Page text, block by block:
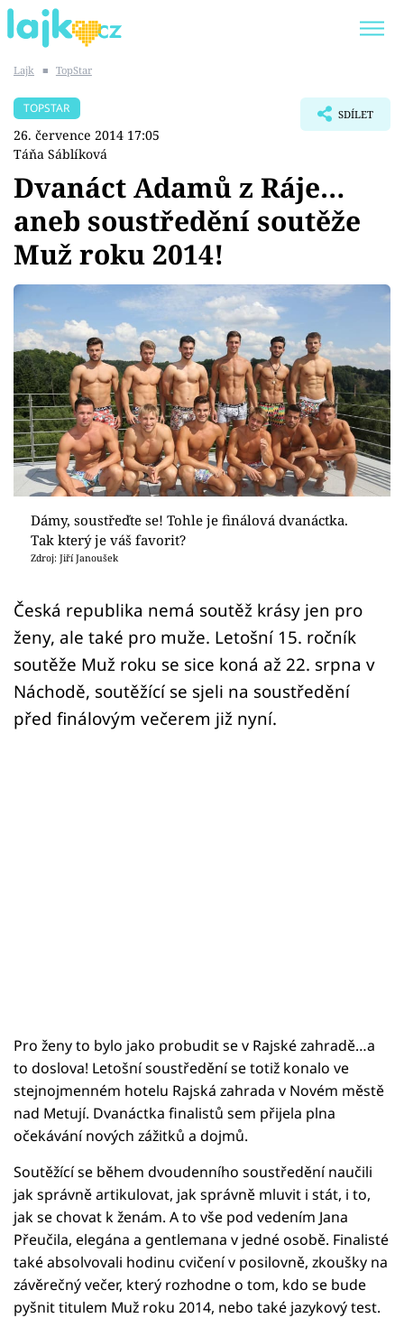
SHOPAHOLICADEL
Témata
Showbyznys
Youtubeři
Virály
Sex a vztahy
Videa
Sledujte prima+
Přihlášení
Sledujte nás
Lajk ■ TopStar
TOPSTAR
26. července 2014 17:05
Táňa Sáblíková
SDÍLET
Dvanáct Adamů z Ráje…
aneb soustředění soutěže
Muž roku 2014!
Dámy, soustřeďte se! Tohle je finálová dvanáctka.
Tak který je váš favorit?
Zdroj: Jiří Janoušek
Česká republika nemá soutěž krásy jen pro
ženy, ale také pro muže. Letošní 15. ročník
soutěže Muž roku se sice koná až 22. srpna v
Náchodě, soutěžící se sjeli na soustředění
před finálovým večerem již nyní.
Pro ženy to bylo jako probudit se v Rajské zahradě…a
to doslova! Letošní soustředění se totiž konalo ve
stejnojmenném hotelu Rajská zahrada v Novém městě
nad Metují. Dvanáctka finalistů sem přijela plna
očekávání nových zážitků a dojmů.
Soutěžící se během dvoudenního soustředění naučili
jak správně artikulovat, jak správně mluvit i stát, i to,
jak se chovat k ženám. A to vše pod vedením Jana
Přeučila, elegána a gentlemana v jedné osobě. Finalisté
také absolvovali hodinu cvičení v posilovně, zkoušky na
závěrečný večer, který rozhodne o tom, kdo se bude
pyšnit titulem Muž roku 2014, nebo také jazykový test.